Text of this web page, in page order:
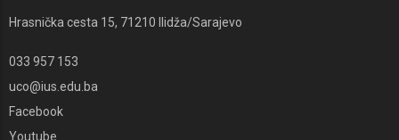
Hrasnička cesta 15, 71210 Ilidža/Sarajevo
033 957 153
uco@ius.edu.ba
Facebook
Youtube